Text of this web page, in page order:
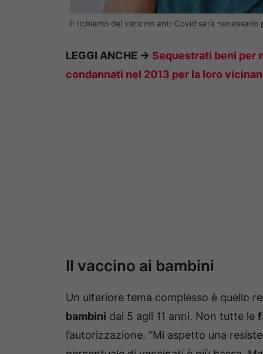
Il richiamo del vaccino anti-Covid sarà necessario
LEGGI ANCHE -> Sequestrati beni per
condannati nel 2013 per la loro
Il vaccino ai bambini
Un ulteriore tema complesso è quello
bambini dai 5 agli 11 anni. Non tutte le
l’autorizzazione. “Mi aspetto una